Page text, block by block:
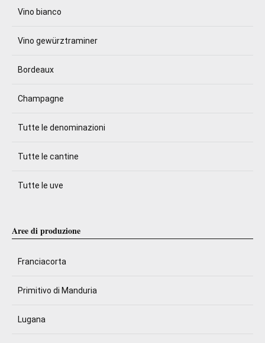
Vino bianco
Vino gewürztraminer
Bordeaux
Champagne
Tutte le denominazioni
Tutte le cantine
Tutte le uve
Aree di produzione
Franciacorta
Primitivo di Manduria
Lugana